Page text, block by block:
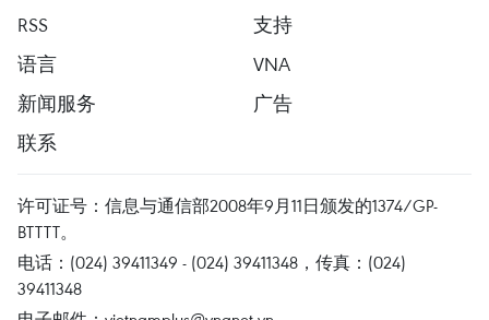
RSS
支持
语言
VNA
新闻服务
广告
联系
许可证号：信息与通信部2008年9月11日颁发的1374/GP-
BTTTT。
电话：(024) 39411349 - (024) 39411348，传真：(024)
39411348